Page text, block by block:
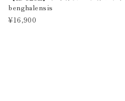
benghalensis
¥16,900